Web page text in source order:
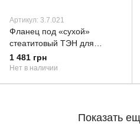
Артикул: 3.7.021
Фланец под «сухой»
стеатитовый ТЭН для
водонагревателя (бойлера)
Drazice OKC, OKCE
1 481 грн
Нет в наличии
Показать